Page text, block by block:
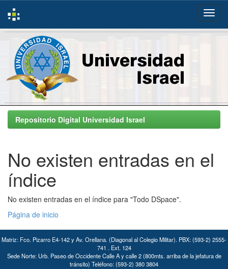
Skip
navigationRepositorio Digital Universidad Israel
No existen entradas en el
índice
No existen entradas en el índice para "Todo DSpace".
Página de inicio
Matriz: Fco. Pizarro E4-142 y Av. Orellana. (Diagonal al Colegio Militar). PBX: (593-2) 2555-
741 . Ext. 124
Sede Norte: Urb. Paseo de Occidente Calle A y calle 2 (800mts. arriba de la jefatura de
tránsito) Teléfono: (593-2) 380 3804